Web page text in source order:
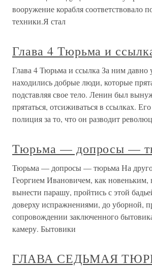
вооружение корабля соответствовало
техники.Я стал
Глава 4 Тюрьма и
Глава 4 Тюрьма и ссылка За ним давно
находились добрые люди, которые
подставляя свое тело. Ленин был
прятаться, отсиживаться в ссылках.
полиция за то, что он разводит
Тюрьма — допросы —
Тюрьма — допросы — тюрьма На
Георгием Ивановичем, как
вынести парашу, пройтись с этой
доверху испражнениями, до уборной,
сопровождении заключенного
камеру. Бытовики
ГЛАВА СЕДЬМАЯ